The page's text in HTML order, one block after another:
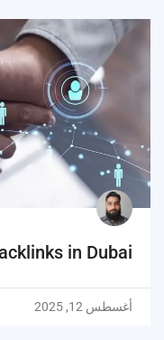
in Dubai
أغسطس 12, 2025